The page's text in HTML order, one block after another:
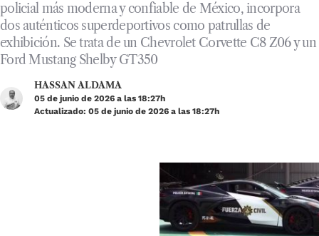
policial más moderna y confiable de México, incorpora
dos auténticos superdeportivos como patrullas de
exhibición. Se trata de un Chevrolet Corvette C8 Z06 y un
Ford Mustang Shelby GT350
HASSAN ALDAMA
05 de junio de 2026 a las 18:27h
Actualizado: 05 de junio de 2026 a las 18:27h